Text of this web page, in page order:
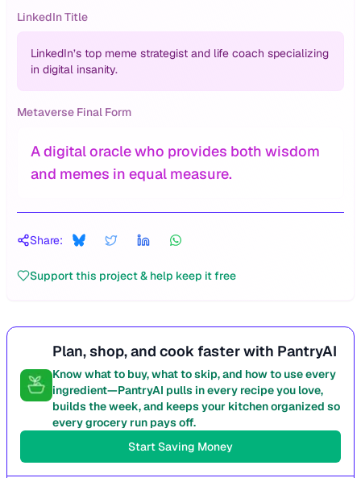
LinkedIn Title
LinkedIn’s top meme strategist and life coach specializing
in digital insanity.
Metaverse Final Form
A digital oracle who provides both wisdom
and memes in equal measure.
Share:
Support this project & help keep it free
Plan, shop, and cook faster with PantryAI
Know what to buy, what to skip, and how to use every
ingredient—PantryAI pulls in every recipe you love,
builds the week, and keeps your kitchen organized so
every grocery run pays off.
Start Saving Money